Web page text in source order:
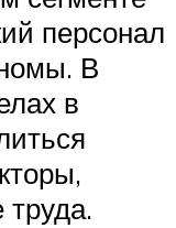
персонал
В
в